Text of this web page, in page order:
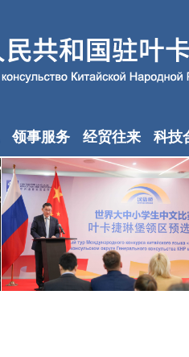
领事服务 经贸往来 科技